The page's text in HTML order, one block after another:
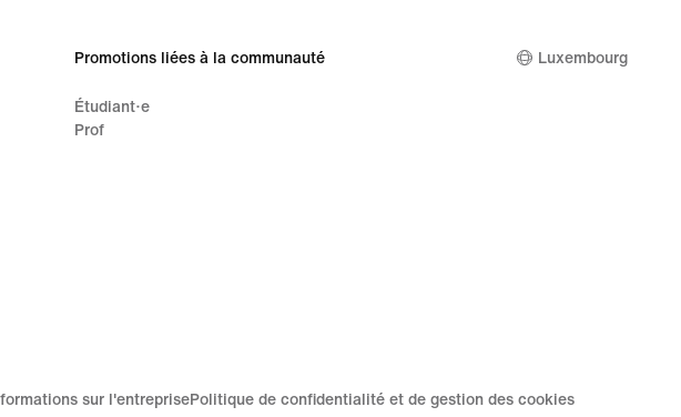
Promotions liées à la communauté
Étudiant·e
Prof
Luxembourg
sur l'entreprisePolitique de confidentialité et de gestion des cookies